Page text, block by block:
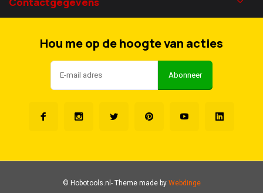
Hou me op de hoogte van acties
Abonneer
© Hobotools.nl- Theme made byWebdinge